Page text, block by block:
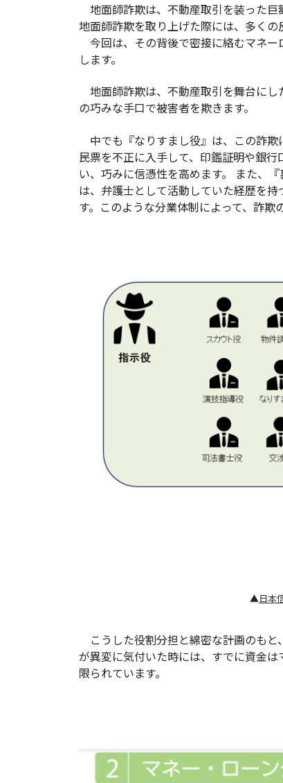
地面師詐欺は、不動産取引を装った巨
地面師詐欺を取り上げた際には、多くの
今回は、その背後で密接に絡むマネ
します。
地面師詐欺は、不動産取引を舞台に
の巧みな手口で被害者を欺きます。
中でも『なりすまし役』は、この詐
民票を不正に入手して、印鑑証明や銀
い、巧みに信憑性を高めます。 また、
は、弁護士として活動していた経歴を
す。このような分業体制によって、詐欺
▲日本
こうした役割分担と綿密な計画のもと
が異変に気付いた時には、すでに資金
限られています。